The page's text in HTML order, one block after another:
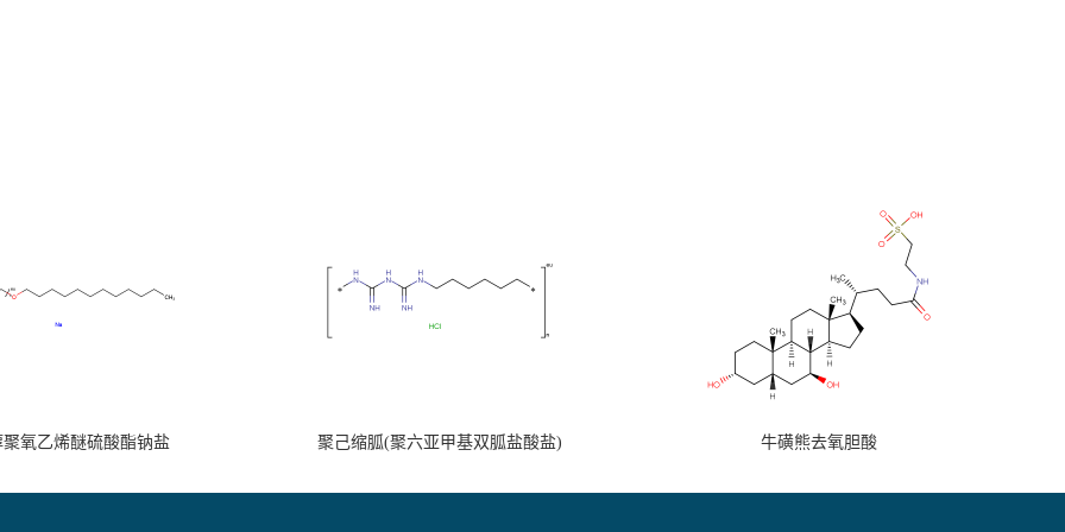
氧乙烯醚硫酸酯钠盐 聚己缩胍(聚六亚甲基双胍盐酸盐) 牛磺熊去氧胆酸